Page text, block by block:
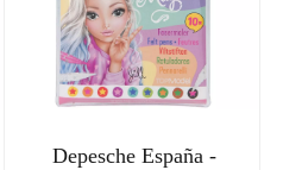
Depesche España -